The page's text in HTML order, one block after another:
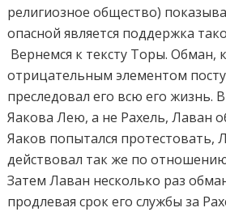
религиозное общество)
опасной является поддержка
Вернемся к тексту Торы. Обман,
отрицательным элементом
преследовал его всю его жизнь.
Яакова Лею, а не Рахель, Лаван
Яаков попытался протестовать,
действовал так же по
Затем Лаван несколько раз
продлевая срок его службы за